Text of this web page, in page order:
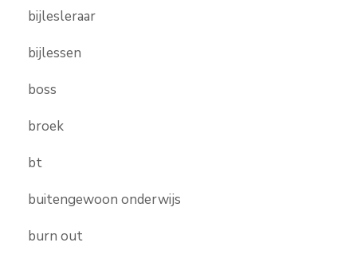
bijlesleraar
bijlessen
boss
broek
bt
buitengewoon onderwijs
burn out